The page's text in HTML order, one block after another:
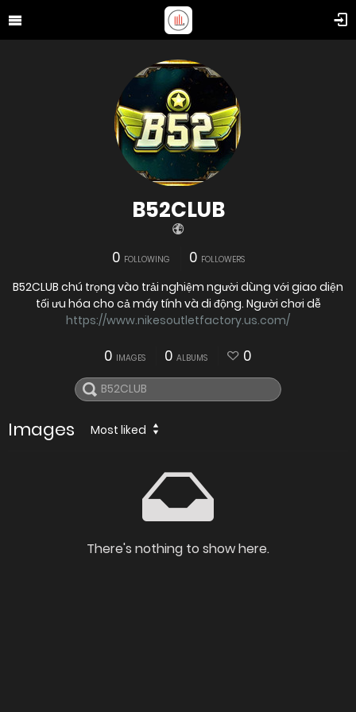
B52CLUB
0 FOLLOWING 0 FOLLOWERS
B52CLUB chú trọng vào trải nghiệm người dùng với giao diện
tối ưu hóa cho cả máy tính và di động. Người chơi dễ
https://www.nikesoutletfactory.us.com/
0 IMAGES 0 ALBUMS 0
Images Most liked
There's nothing to show here.